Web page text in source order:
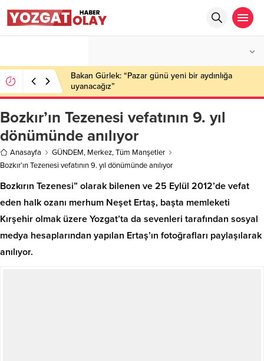
Bakan Gürlek: “Pazar günü yeni bir aydınlığa
uyanacağız”
Bozkır’ın Tezenesi vefatının 9. yıl
dönümünde anılıyor
Anasayfa GÜNDEM, Merkez,Tüm Manşetler
Bozkır’ın Tezenesi vefatının 9. yıl dönümünde anılıyor
Bozkırın Tezenesi” olarak bilenen ve 25 Eylül 2012’de vefat
eden halk ozanı merhum Neşet Ertaş, başta memleketi
Kırşehir olmak üzere Yozgat’ta da sevenleri tarafından sosyal
medya hesaplarından yapılan Ertaş’ın fotoğrafları paylaşılarak
anılıyor.